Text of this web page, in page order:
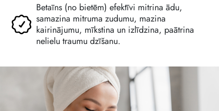
Betaīns (no bietēm) efektīvi mitrina ādu,
samazina mitruma zudumu, mazina
kairinājumu, mīkstina un izlīdzina, paātrina
nelielu traumu dzīšanu.